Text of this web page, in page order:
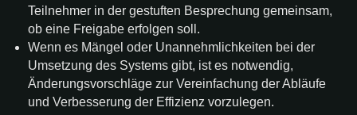
Teilnehmer in der gestuften Besprechung gemeinsam,
ob eine Freigabe erfolgen soll.
Wenn es Mängel oder Unannehmlichkeiten bei der
Umsetzung des Systems gibt, ist es notwendig,
Änderungsvorschläge zur Vereinfachung der Abläufe
und Verbesserung der Effizienz vorzulegen.